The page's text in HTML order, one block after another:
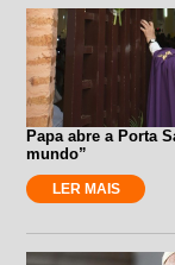
Papa abre a Porta
mundo”
LER MAIS